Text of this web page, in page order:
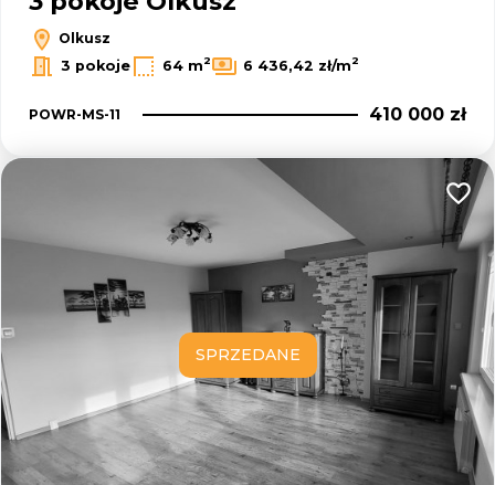
Olkusz
3 pokoje
64 m2 6 436,42 zł/m2
POWR-MS-11 410 000 zł
SPRZEDANE